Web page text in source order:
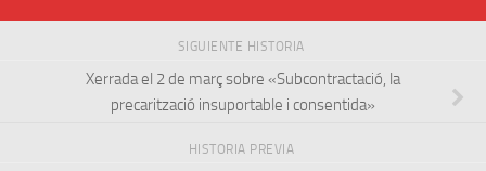
SIGUIENTE HISTORIA
Xerrada el 2 de març sobre «Subcontractació, la
precarització insuportable i consentida»
HISTORIA PREVIA